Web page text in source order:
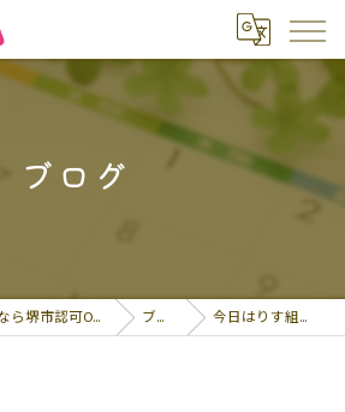
ブログ
大阪府堺市の保育園なら堺市認可OHANA保育園 ブログ 今日はりす組さんの…